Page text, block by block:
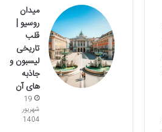
میدان
روسیو |
قلب
تاریخی
لیسبون و
جاذبه
های آن
19
شهریور
1404